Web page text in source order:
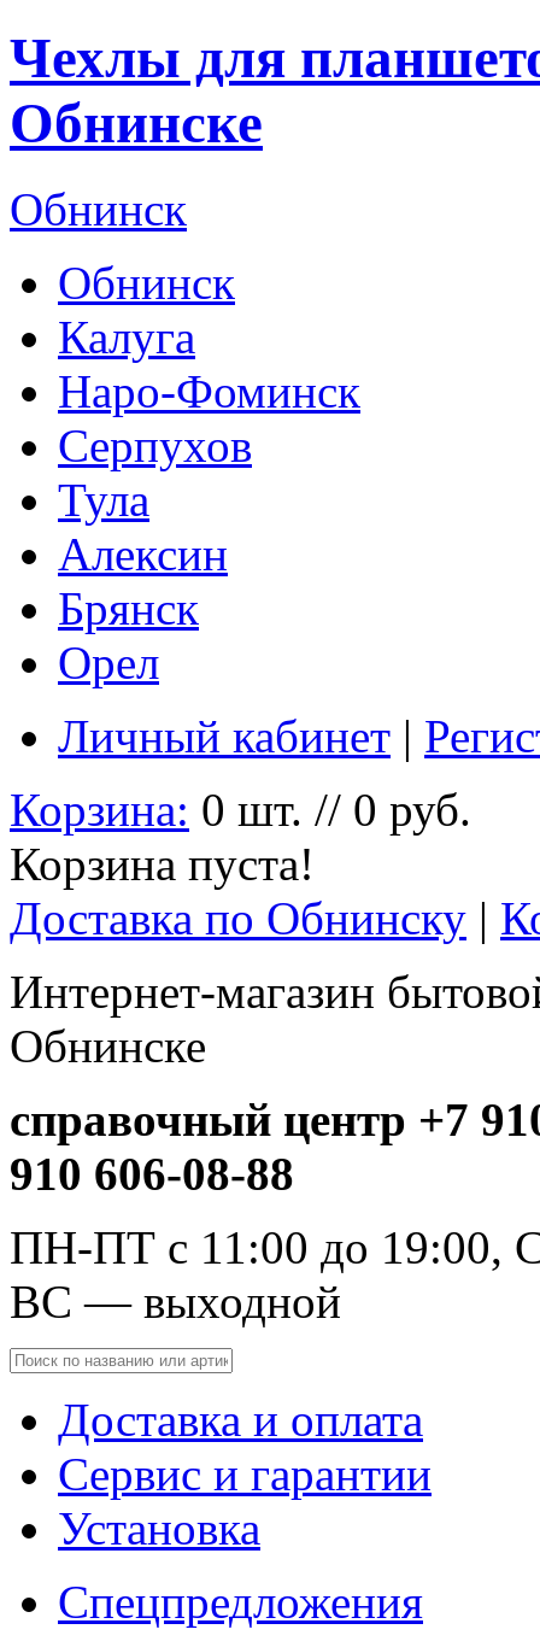
Чехлы для
Обнинске
Обнинск
Обнинск
Калуга
Наро-Фоминск
Серпухов
Тула
Алексин
Брянск
Орел
Личный кабинет |
Корзина: 0 шт. // 0 руб.
Корзина пуста!
Доставка по Обнинску |
Интернет-магазин
Обнинске
справочный центр +7
910 606-08-88
ПН-ПТ с 11:00 до 19:00,
ВС — выходной
Доставка и оплата
Сервис и гарантии
Установка
Спецпредложения